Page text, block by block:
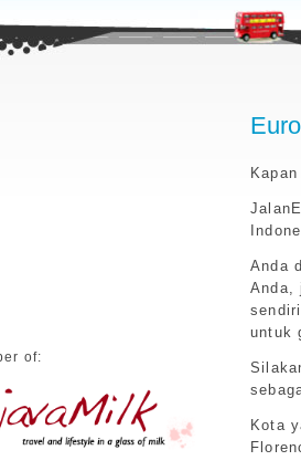
Anda
Anda,
untuk
Kota
of: